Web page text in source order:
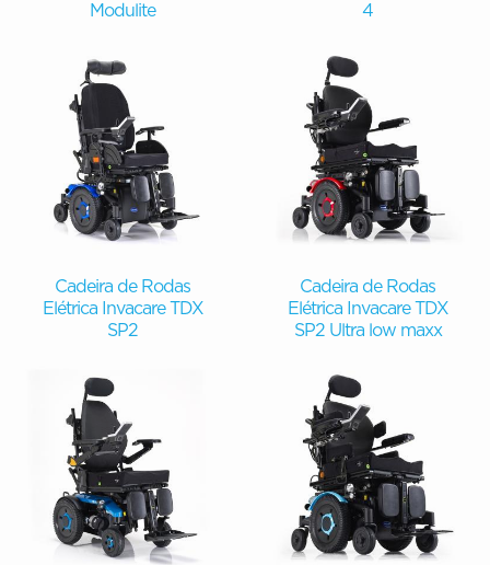
Modulite
4
Cadeira de Rodas
Elétrica Invacare TDX
SP2
Cadeira de Rodas
Elétrica Invacare TDX
SP2 Ultra low maxx